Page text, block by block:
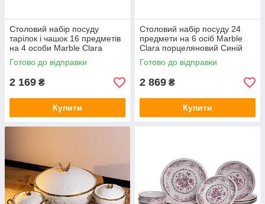
Столовий набір посуду
тарілок і чашок 16 предметів
на 4 особи Marble Clara
порцеляновий Синій MD-16-
3B
Готово до відправки
2 169 ₴
Купити
Столовий набір посуду 24
предмети на 6 осіб Marble
Clara порцеляновий Синій
MD-24-3B
Готово до відправки
2 869 ₴
Купити